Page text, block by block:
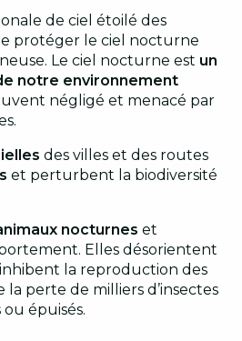
de ciel étoilé des
protéger le ciel nocturne
Le ciel nocturne est un
notre environnement
négligé et menacé par
des villes et des routes
et perturbent la biodiversité
nocturnes et
Elles désorientent
inhibent la reproduction des
la perte de milliers d’insectes
épuisés.